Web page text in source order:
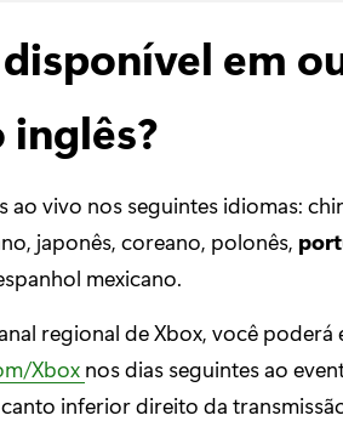
em
inglês?
vivo nos seguintes idiomas:
japonês, coreano, polonês,
mexicano.
regional de Xbox, você
Xbox nos dias seguintes ao
inferior direito da